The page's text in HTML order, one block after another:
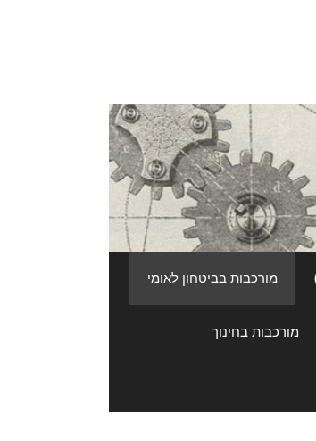
מורכבות בביטחון לאומי
מורכבות בחינוך